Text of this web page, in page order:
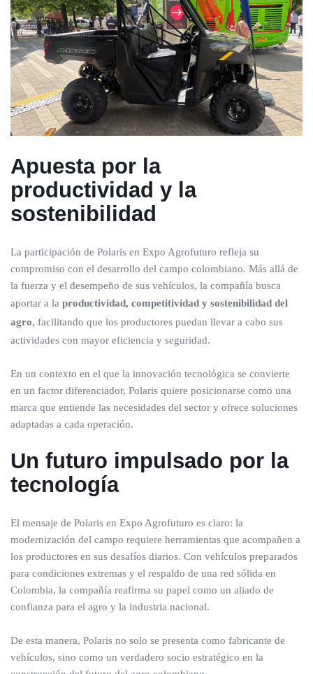
Apuesta por la
productividad y la
sostenibilidad
La participación de Polaris en Expo Agrofuturo refleja su
compromiso con el desarrollo del campo colombiano. Más allá de
la fuerza y el desempeño de sus vehículos, la compañía busca
aportar a la productividad, competitividad y sostenibilidad del
agro, facilitando que los productores puedan llevar a cabo sus
actividades con mayor eficiencia y seguridad.
En un contexto en el que la innovación tecnológica se convierte
en un factor diferenciador, Polaris quiere posicionarse como una
marca que entiende las necesidades del sector y ofrece soluciones
adaptadas a cada operación.
Un futuro impulsado por la
tecnología
El mensaje de Polaris en Expo Agrofuturo es claro: la
modernización del campo requiere herramientas que acompañen a
los productores en sus desafíos diarios. Con vehículos preparados
para condiciones extremas y el respaldo de una red sólida en
Colombia, la compañía reafirma su papel como un aliado de
confianza para el agro y la industria nacional.
De esta manera, Polaris no solo se presenta como fabricante de
vehículos, sino como un verdadero socio estratégico en la